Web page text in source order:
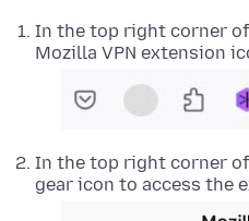
In the top right corner
Mozilla VPN extension
In the top right corner
gear icon to access the